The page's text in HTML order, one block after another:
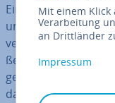
Ein PHP-Array ist
unter einem
verwalten und
ßen­an­pas­sung
gen flexibel
daher ein
Mit einem Klick
Verarbeitung
an Drittländer
Impressum